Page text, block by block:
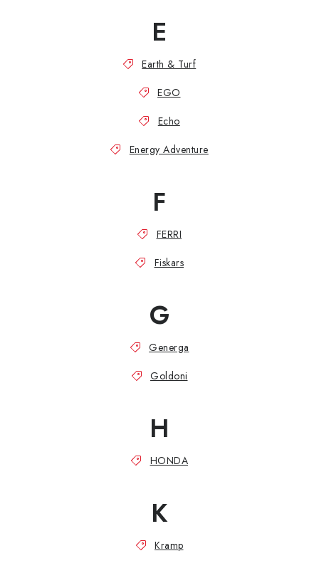
E
Earth & Turf
EGO
Echo
Energy Adventure
F
FERRI
Fiskars
G
Generga
Goldoni
H
HONDA
K
Kramp